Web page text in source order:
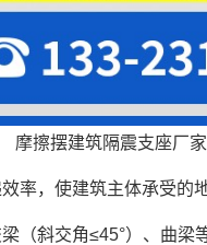
摩擦摆建筑隔震支座厂家
率，使建筑主体承受的
（斜交角≤45°）、曲梁